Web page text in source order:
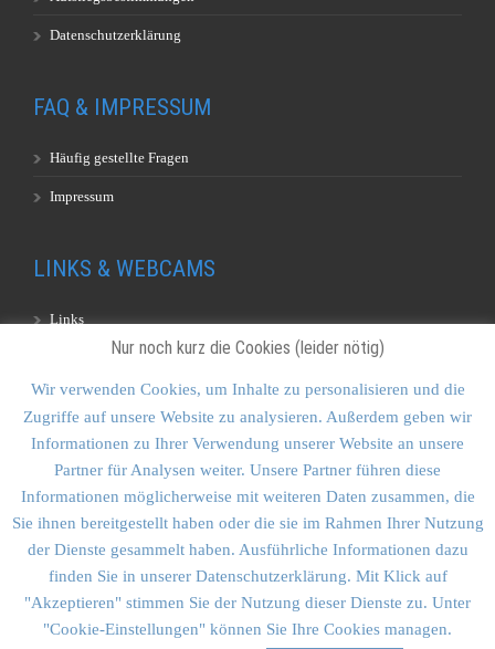
Datenschutzerklärung
FAQ & IMPRESSUM
Häufig gestellte Fragen
Impressum
LINKS & WEBCAMS
Links
KONTAKT & SITEMAP
Kontakt
Sitemap
Vulkankultour-BUFF®
Nur noch kurz die Cookies (leider nötig)
Wir verwenden Cookies, um Inhalte zu personalisieren und die
Zugriffe auf unsere Website zu analysieren. Außerdem geben wir
Informationen zu Ihrer Verwendung unserer Website an unsere
Partner für Analysen weiter. Unsere Partner führen diese
Informationen möglicherweise mit weiteren Daten zusammen, die
Sie ihnen bereitgestellt haben oder die sie im Rahmen Ihrer Nutzung
der Dienste gesammelt haben. Ausführliche Informationen dazu
finden Sie in unserer Datenschutzerklärung. Mit Klick auf
"Akzeptieren" stimmen Sie der Nutzung dieser Dienste zu. Unter
"Cookie-Einstellungen" können Sie Ihre Cookies managen.